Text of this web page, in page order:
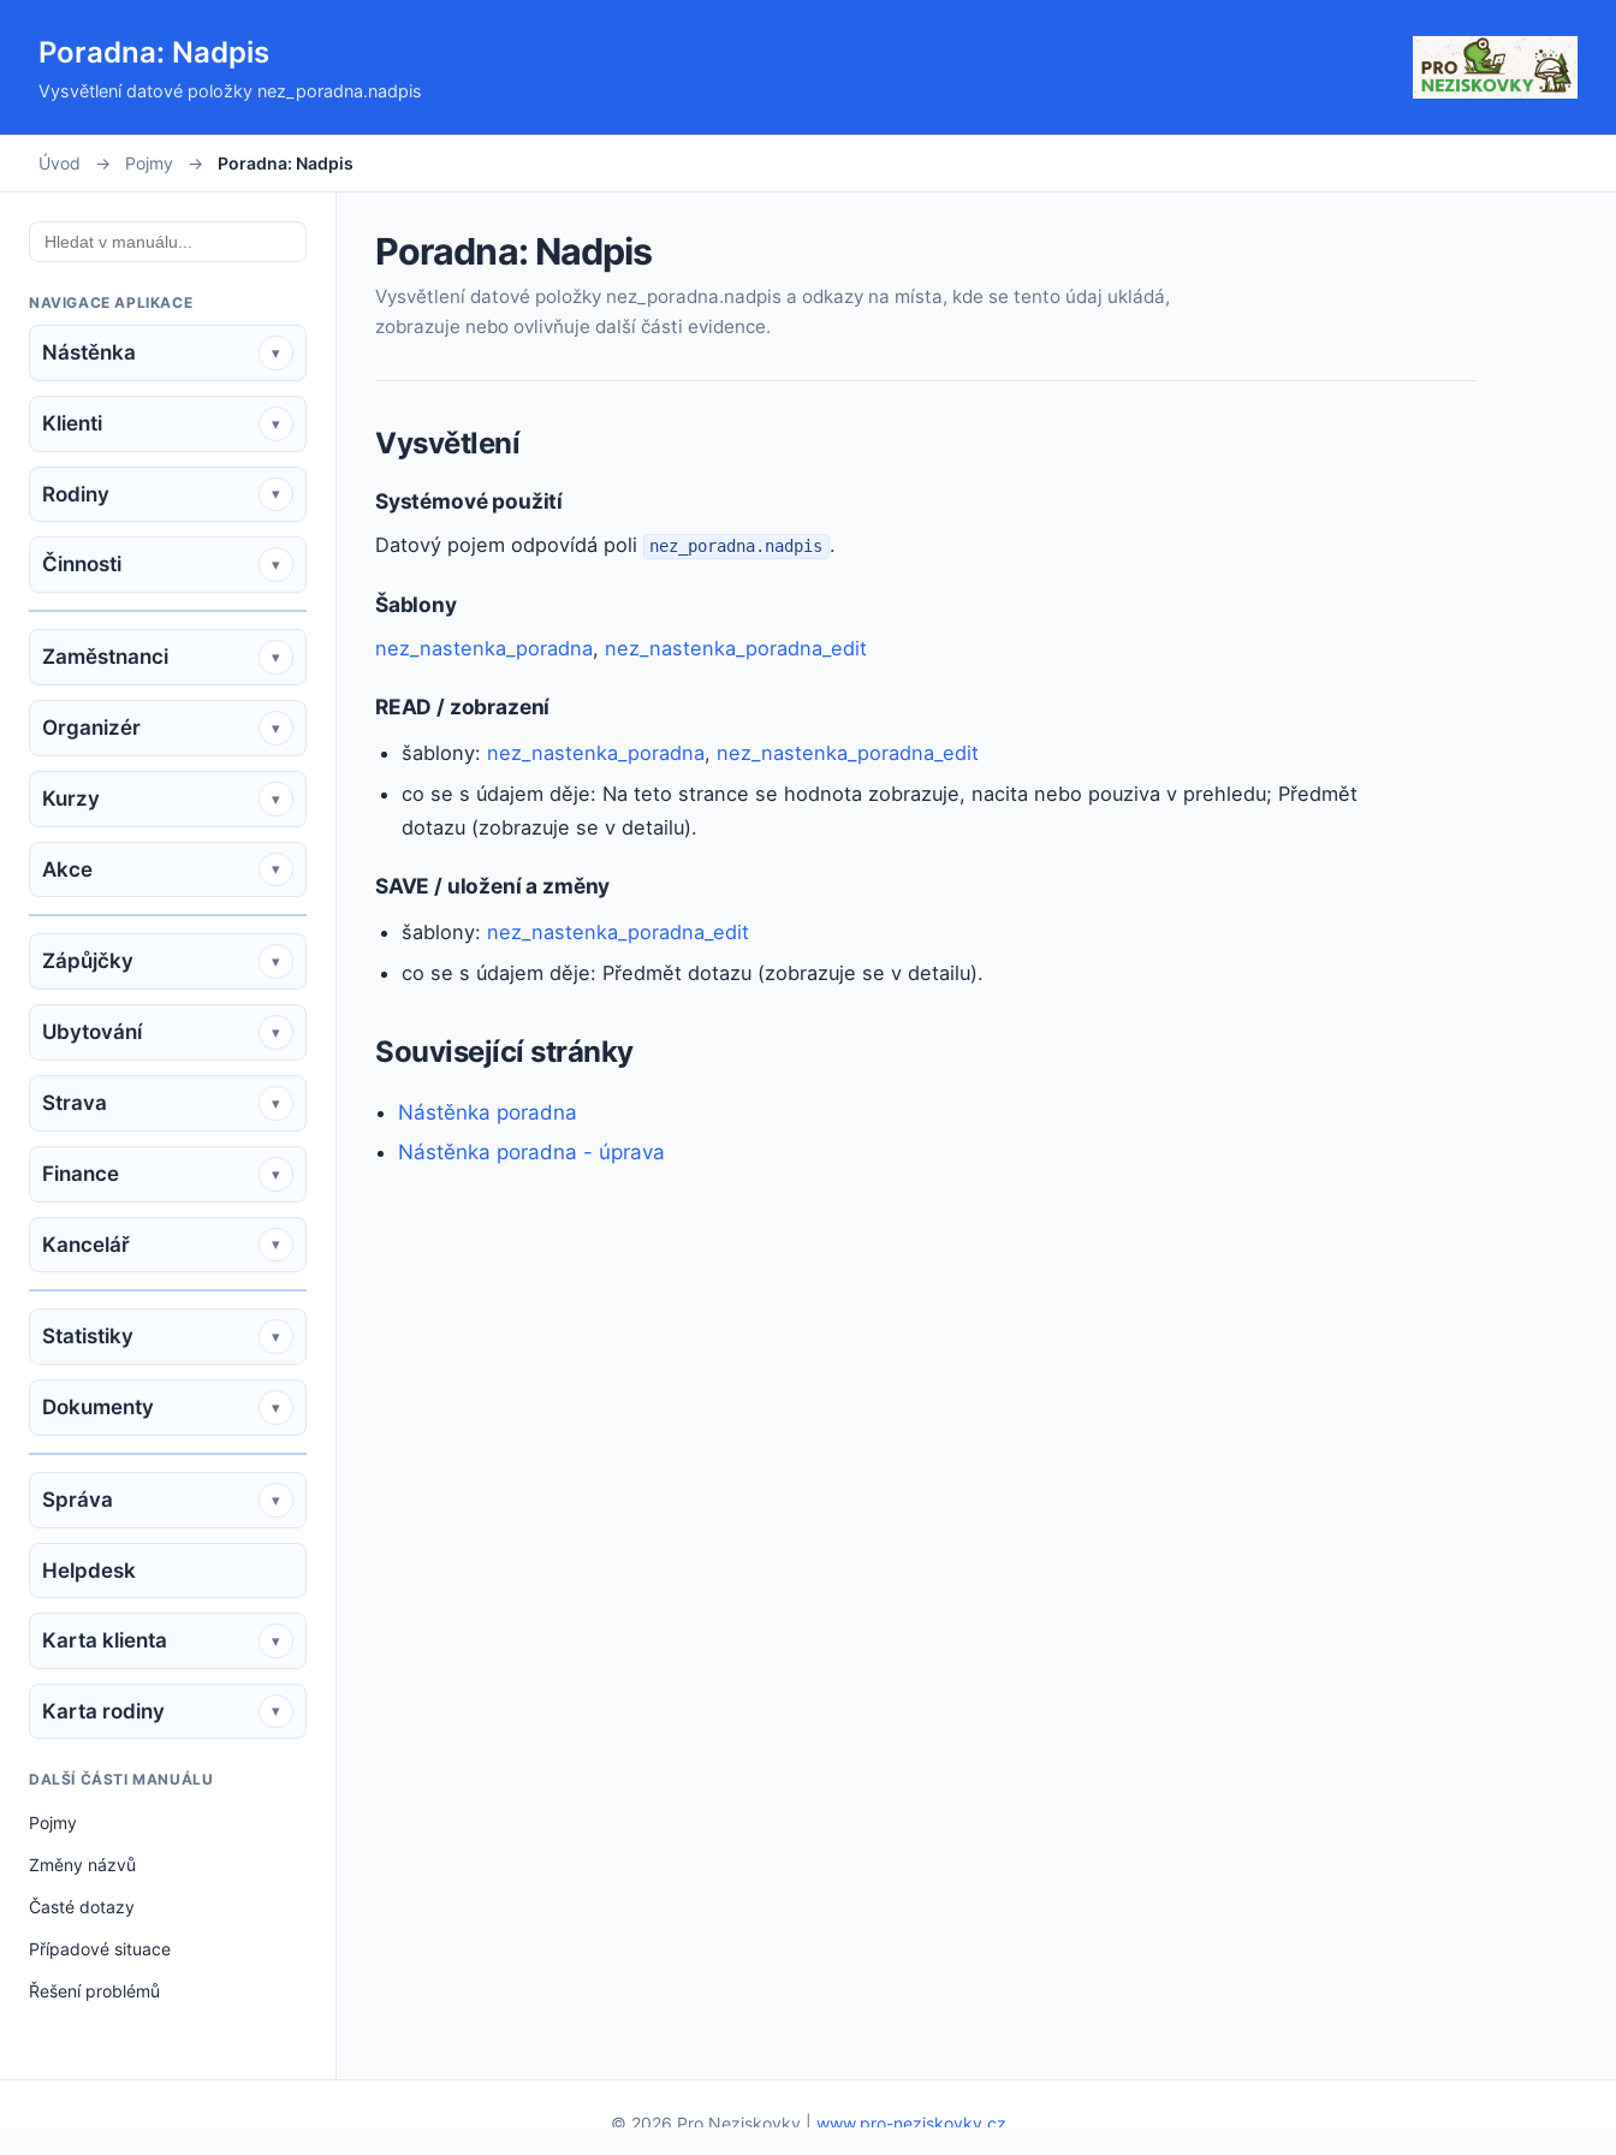
Poradna: Nadpis
Vysvětlení datové položky nez_poradna.nadpis
Úvod → Pojmy → Poradna: Nadpis
NAVIGACE APLIKACE
Nástěnka ▾
Klienti ▾
Rodiny ▾
Činnosti ▾
Zaměstnanci ▾
Organizér ▾
Kurzy ▾
Akce ▾
Zápůjčky ▾
Ubytování ▾
Strava ▾
Finance ▾
Kancelář ▾
Statistiky ▾
Dokumenty ▾
Správa ▾
Helpdesk
Karta klienta ▾
Karta rodiny ▾
DALŠÍ ČÁSTI MANUÁLU
Pojmy
Změny názvů
Časté dotazy
Případové situace
Řešení problémů
Poradna: Nadpis
Vysvětlení datové položky nez_poradna.nadpis a odkazy na místa, kde se tento údaj ukládá,
zobrazuje nebo ovlivňuje další části evidence.
Vysvětlení
Systémové použití
Datový pojem odpovídá poli nez_poradna.nadpis .
Šablony
nez_nastenka_poradna, nez_nastenka_poradna_edit
READ / zobrazení
šablony: nez_nastenka_poradna, nez_nastenka_poradna_edit
co se s údajem děje: Na teto strance se hodnota zobrazuje, nacita nebo pouziva v prehledu; Předmět
dotazu (zobrazuje se v detailu).
SAVE / uložení a změny
šablony: nez_nastenka_poradna_edit
co se s údajem děje: Předmět dotazu (zobrazuje se v detailu).
Související stránky
Nástěnka poradna
Nástěnka poradna - úprava
© 2026 Pro Neziskovky | www.pro-neziskovky.cz